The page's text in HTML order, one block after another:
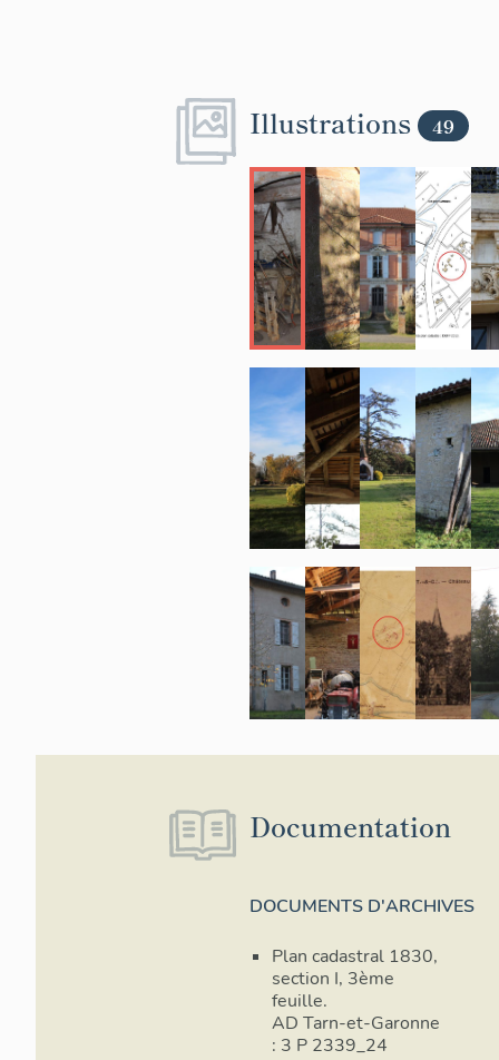
Illustrations 49
Documentation
DOCUMENTS D'ARCHIVES
Plan cadastral 1830,
section I, 3ème
feuille.
AD Tarn-et-Garonne
: 3 P 2339_24